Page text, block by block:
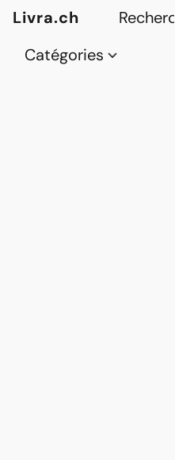
Livra.ch
Catégories